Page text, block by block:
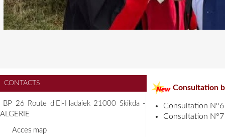
CONTACTS
BP 26 Route d'El-Hadaiek 21000 Skikda -
ALGERIE
Acces map
Consultation
Consultation N°6
Consultation N°7